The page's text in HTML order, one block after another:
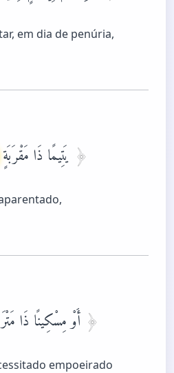
em dia de penúria,
يَتِيمًا ذَا
أَوْ مِسْكِينًا ذَا
empoeirado